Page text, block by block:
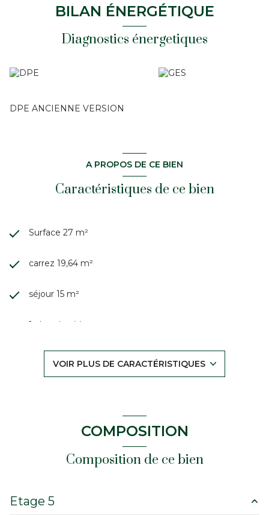
BILAN ÉNERGÉTIQUE
Diagnostics énergetiques
DPE ANCIENNE VERSION
A PROPOS DE CE BIEN
Caractéristiques de ce bien
Surface 27 m²
carrez 19,64 m²
séjour 15 m²
1 chambre(s)
cuisine américaine (équipée)
exposition Sud-Ouest
VOIR PLUS DE CARACTÉRISTIQUES
COMPOSITION
Composition de ce bien
Etage 5